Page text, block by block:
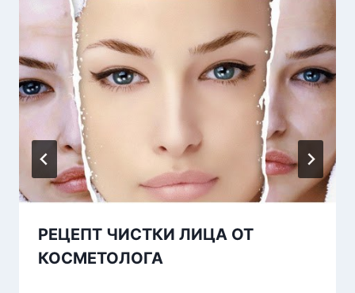
РЕЦЕПТ ЧИСТКИ ЛИЦА ОТ
КОСМЕТОЛОГА